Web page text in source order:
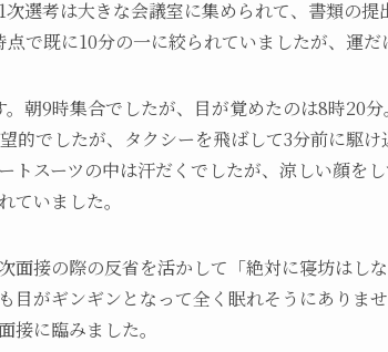
選考は大きな会議室に集められて、書類の提
で既に10分の一に絞られていましたが、運だ
朝9時集合でしたが、目が覚めたのは8時20
的でしたが、タクシーを飛ばして3分前に駆け
トスーツの中は汗だくでしたが、涼しい顔を
ていました。
接の際の反省を活かして「絶対に寝坊はしな
目がギンギンとなって全く眠れそうにありま
接に臨みました。